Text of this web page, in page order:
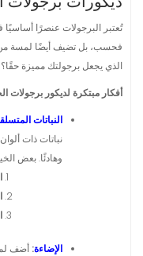
تُعتبر البرجولات عنصرًا
فحسب، بل تضيف أيضًا لمسة من
الذي يجعل برجولتك مميزة حقًا؟
أفكار مبتكرة لديكور برجولات
النباتات
نباتات ذات
وهادئًا. بعض
الإضاءة: أضف